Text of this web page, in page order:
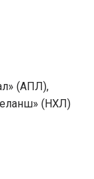
(АПЛ),
(НХЛ)